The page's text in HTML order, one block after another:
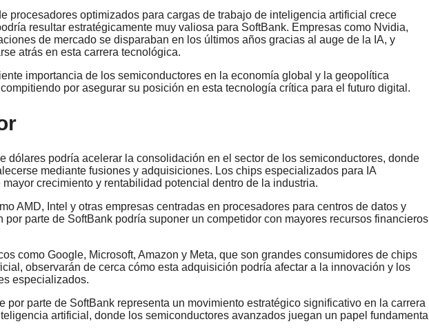
procesadores optimizados para cargas de trabajo de inteligencia artificial crece
resultar estratégicamente muy valiosa para SoftBank. Empresas como Nvidia,
de mercado se disparaban en los últimos años gracias al auge de la IA, y
atrás en esta carrera tecnológica.
importancia de los semiconductores en la economía global y la geopolítica
por asegurar su posición en esta tecnología crítica para el futuro digital.
dólares podría acelerar la consolidación en el sector de los semiconductores, donde
mediante fusiones y adquisiciones. Los chips especializados para IA
crecimiento y rentabilidad potencial dentro de la industria.
AMD, Intel y otras empresas centradas en procesadores para centros de datos y
parte de SoftBank podría suponer un competidor con mayores recursos financieros
como Google, Microsoft, Amazon y Meta, que son grandes consumidores de chips
observarán de cerca cómo esta adquisición podría afectar a la innovación y los
especializados.
por parte de SoftBank representa un movimiento estratégico significativo en la carrera
artificial, donde los semiconductores avanzados juegan un papel fundamental